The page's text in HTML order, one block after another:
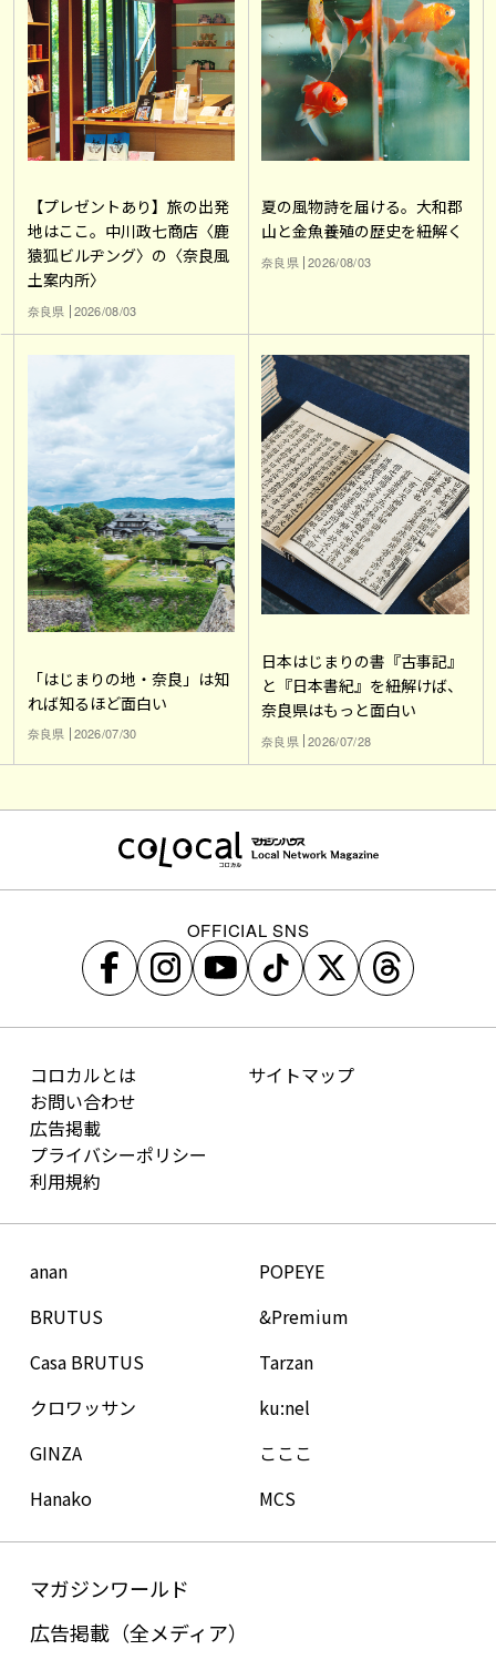
【プレゼントあり】旅の出発
地はここ。中川政七商店〈鹿
猿狐ビルヂング〉の〈奈良風
土案内所〉
奈良県 2026/08/03
夏の風物詩を届ける。大和郡
山と金魚養殖の歴史を紐解く
奈良県 2026/08/03
「はじまりの地・奈良」は知
れば知るほど面白い
奈良県 2026/07/30
日本はじまりの書『古事記』
と『日本書紀』を紐解けば、
奈良県はもっと面白い
奈良県 2026/07/28
OFFICIAL SNS
コロカルとは
お問い合わせ
広告掲載
プライバシーポリシー
利用規約
サイトマップ
anan
BRUTUS
Casa BRUTUS
クロワッサン
GINZA
Hanako
POPEYE
&Premium
Tarzan
ku:nel
こここ
MCS
マガジンワールド
広告掲載（全メディア）